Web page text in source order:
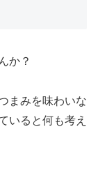
か？
まみを味わいな
いると何も考え